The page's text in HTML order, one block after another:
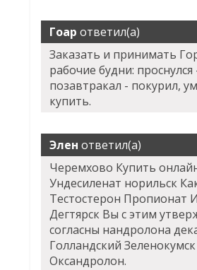
Гоар ответил(а)
Заказать и принимать
рабочие будни:
позавтракал - покурил,
купить.
Элен ответил(а)
Черемхово Купить
Ундесиленат норильск
Тестостерон Пропионат
Дегтярск Вы с этим
согласны нандролона
Голландский
Оксандролон.